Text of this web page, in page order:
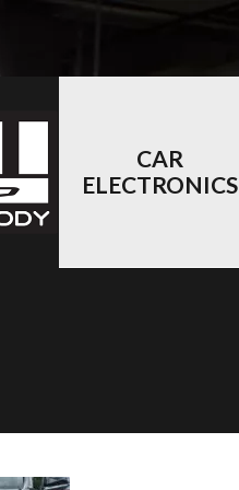
CAR
ELECTRONICS